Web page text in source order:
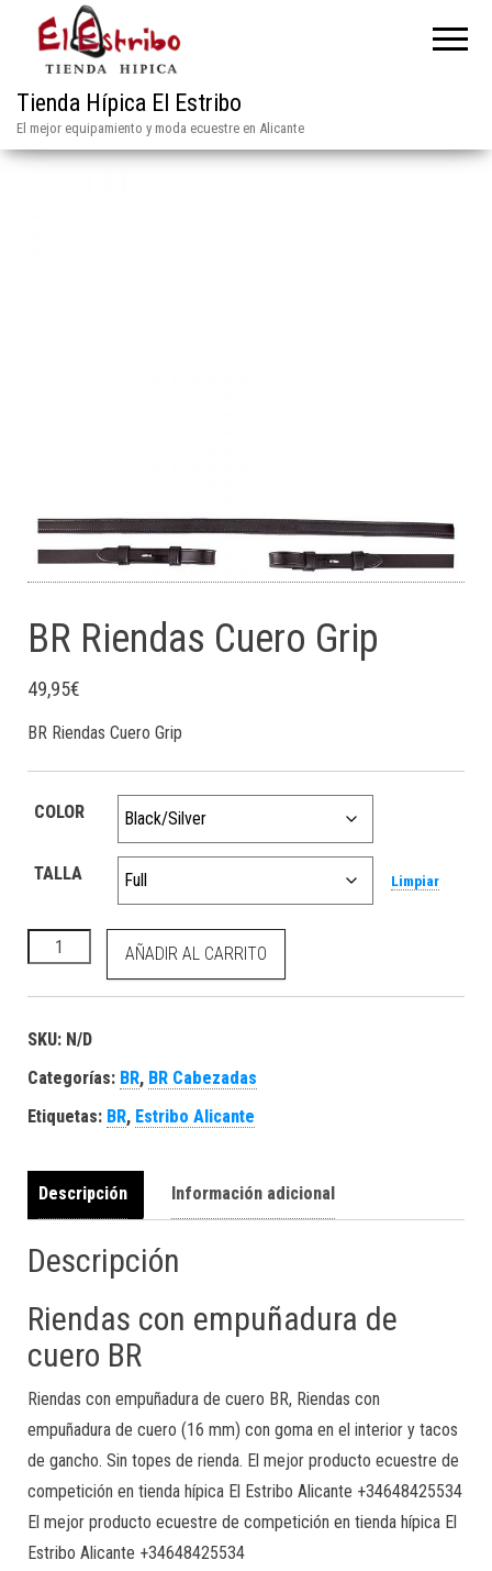
Tienda Hípica El Estribo
El mejor equipamiento y moda ecuestre en Alicante
BR Riendas Cuero Grip
49,95€
BR Riendas Cuero Grip
COLOR
TALLA Limpiar
BR Riendas Cuero Grip cantidad
AÑADIR AL CARRITO
SKU: N/D
Categorías: BR, BR Cabezadas
Etiquetas: BR, Estribo Alicante
Descripción Información adicional
Descripción
Riendas con empuñadura de
cuero BR
Riendas con empuñadura de cuero BR, Riendas con
empuñadura de cuero (16 mm) con goma en el interior y tacos
de gancho. Sin topes de rienda. El mejor producto ecuestre de
competición en tienda hípica El Estribo Alicante +34648425534
El mejor producto ecuestre de competición en tienda hípica El
Estribo Alicante +34648425534